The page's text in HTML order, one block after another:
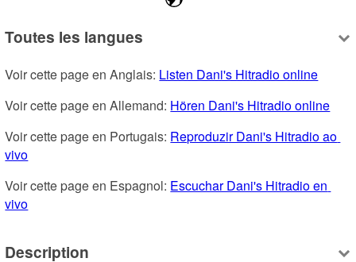
Toutes les langues
Voir cette page en Anglais: Listen Dani's Hitradio online
Voir cette page en Allemand: Hören Dani's Hitradio online
Voir cette page en Portugais: Reproduzir Dani's Hitradio ao
vivo
Voir cette page en Espagnol: Escuchar Dani's Hitradio en
vivo
Description